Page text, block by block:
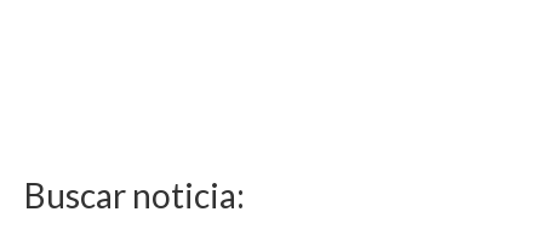
Buscar noticia: